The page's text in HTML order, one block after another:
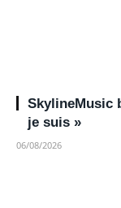
SkylineMusic
je suis »
06/08/2026